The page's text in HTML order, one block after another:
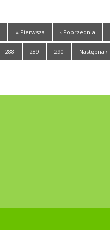
« Pierwsza ‹ Poprzednia
288 289 290 Następna ›